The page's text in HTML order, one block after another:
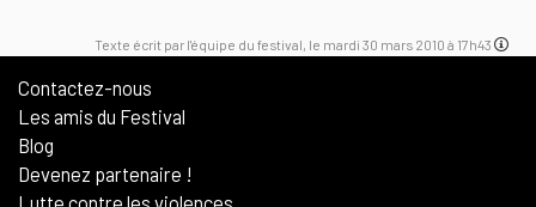
Texte écrit par l'équipe du festival, le mardi 30 mars 2010 à 17h43
Contactez-nous
Les amis du Festival
Blog
Devenez partenaire !